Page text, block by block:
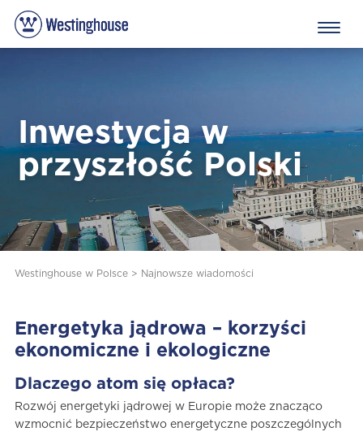
Inwestycja w
przyszłość Polski
Westinghouse w Polsce> Najnowsze wiadomości
Energetyka jądrowa – korzyści
ekonomiczne i ekologiczne
Dlaczego atom się opłaca?
Rozwój energetyki jądrowej w Europie może znacząco
wzmocnić bezpieczeństwo energetyczne poszczególnych